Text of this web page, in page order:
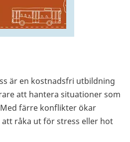
är en kostnadsfri utbildning
att hantera situationer som
färre konflikter ökar
råka ut för stress eller hot